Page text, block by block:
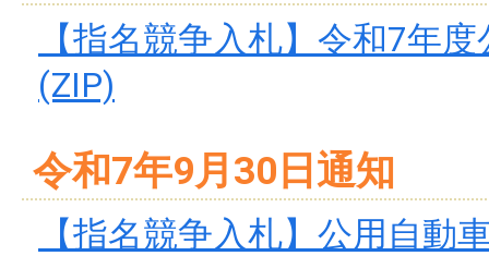
【指名競争入札】令和7年
(ZIP)
令和7年9月30日通知
【指名競争入札】公用自動